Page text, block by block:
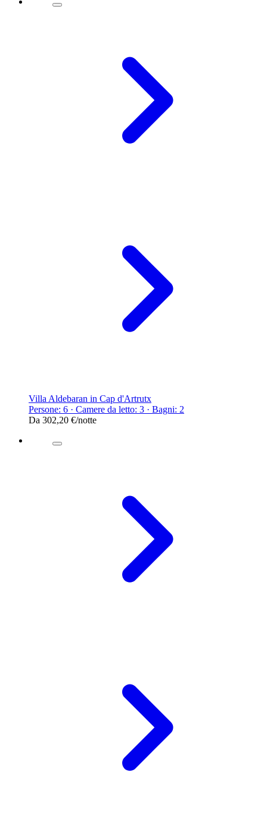
Villa Aldebaran in Cap d'Artrutx
Persone: 6 · Camere da letto: 3 · Bagni: 2
Da 302,20 €/notte